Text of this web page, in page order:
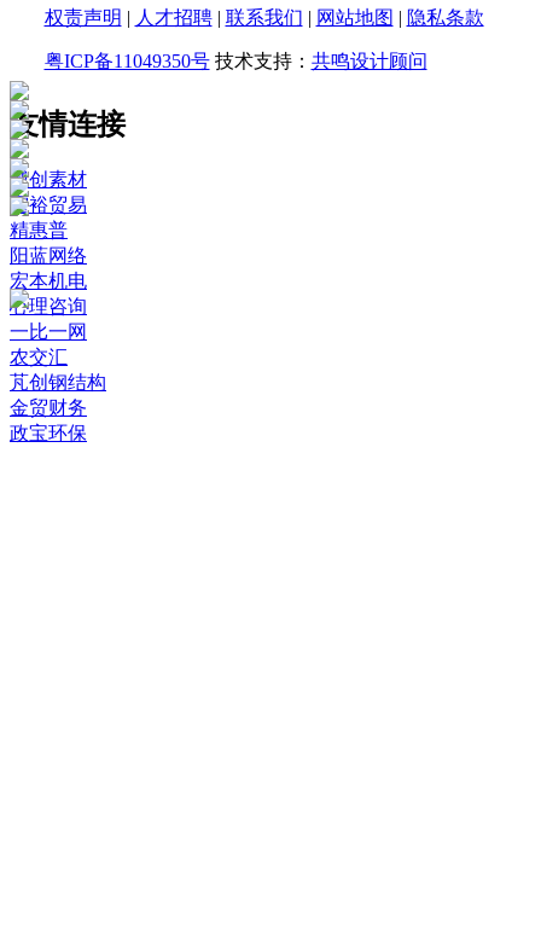
权责声明 | 人才招聘| 联系我们 | 网站地图 | 隐私条款
粤ICP备11049350号技术支持： 共鸣设计顾问
友情连接
威创素材
霆裕贸易
精惠普
阳蓝网络
宏本机电
心理咨询
一比一网
农交汇
芃创钢结构
金贸财务
政宝环保